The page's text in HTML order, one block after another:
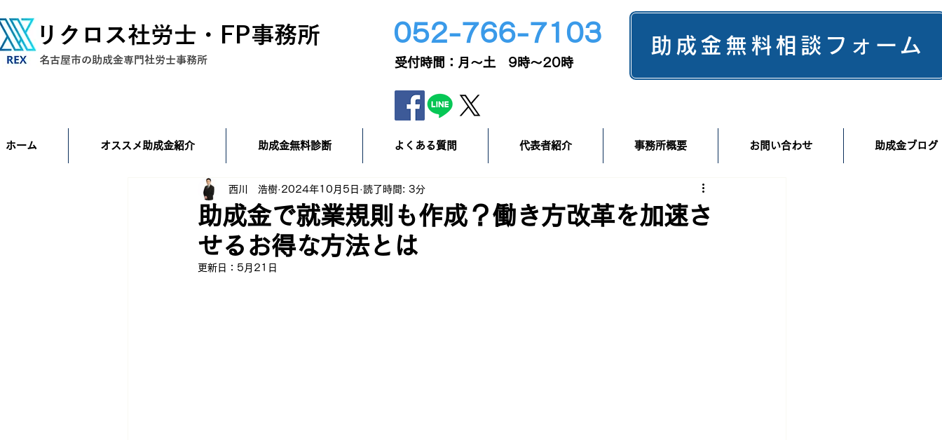
リクロス社労士・FP事務所
​名古屋市の助成金専門社労士事務所
052-766-7103
​受付時間：月～土 9時～20時
助成金無料相談フォーム
ホーム オススメ助成金紹介 助成金無料診断 よくある質問 代表者紹介 事務所概要 お問い合わせ 助成金ブログ
助成金で就業規則も作成？働き方改革を加速さ
せるお得な方法とは
西川 浩樹 2024年10月5日 読了時間: 3分
更新日： 5月21日